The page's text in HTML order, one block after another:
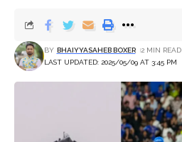
LAST UPDATED: 2025/05/09 AT 3:45 PM
BY BHAIYYASAHEB BOXER 2 MIN READ